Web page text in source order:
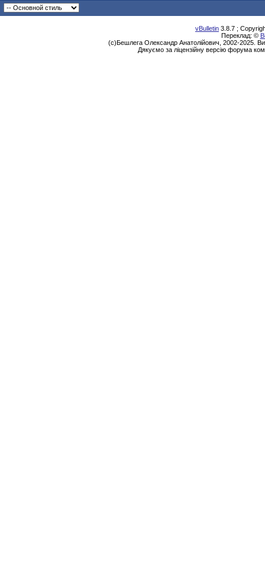
vBulletin 3.8.7 ;
Переклад: ©
(с)Бешлега Олександр Анатолійович, 2002-2025.
Дякуємо за ліцензійну версію форума